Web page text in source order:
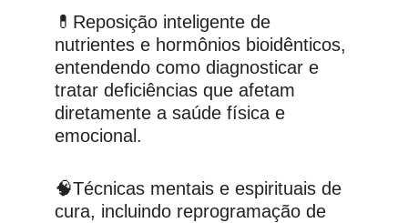
💊Reposição inteligente de
nutrientes e hormônios bioidênticos,
entendendo como diagnosticar e
tratar deficiências que afetam
diretamente a saúde física e
emocional.
🧠Técnicas mentais e espirituais de
cura, incluindo reprogramação de